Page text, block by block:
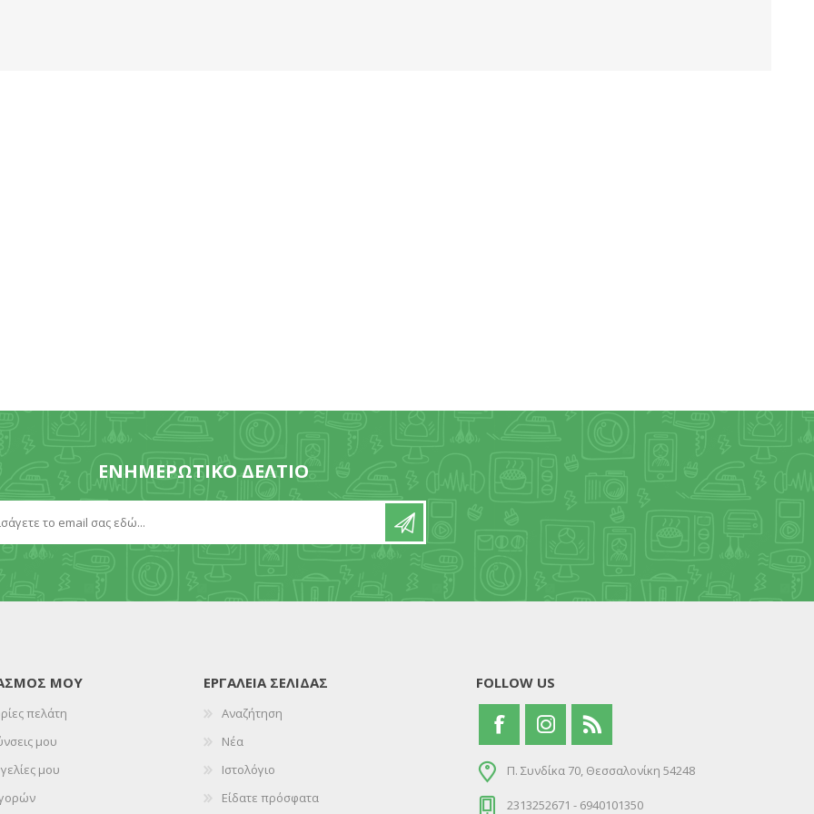
ΕΝΗΜΕΡΩΤΙΚΌ ΔΕΛΤΊΟ
ΜΟΥ
πελάτη
μου
μου
ΕΡΓΑΛΕΊΑ ΣΕΛΊΔΑΣ
Αναζήτηση
Νέα
Ιστολόγιο
Είδατε πρόσφατα
FOLLOW US
Π. Συνδίκα 70, Θεσσαλονίκη 54248
2313252671 - 6940101350